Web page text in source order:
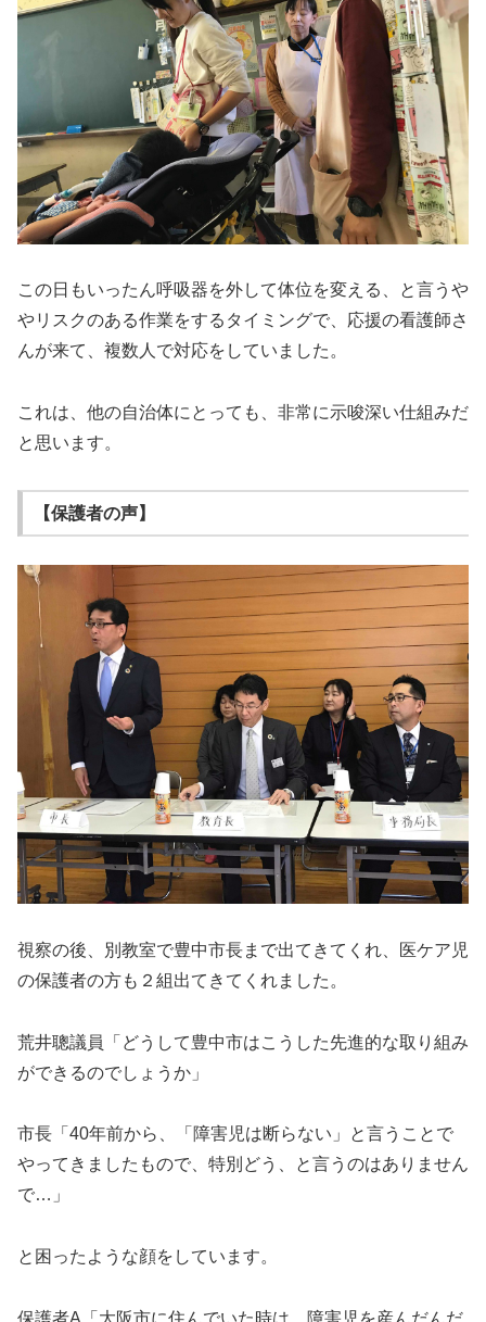
この日もいったん呼吸器を外して体位を変える、と言うや
やリスクのある作業をするタイミングで、応援の看護師さ
んが来て、複数人で対応をしていました。
これは、他の自治体にとっても、非常に示唆深い仕組みだ
と思います。
【保護者の声】
視察の後、別教室で豊中市長まで出てきてくれ、医ケア児
の保護者の方も２組出てきてくれました。
荒井聰議員「どうして豊中市はこうした先進的な取り組み
ができるのでしょうか」
市長「40年前から、「障害児は断らない」と言うことで
やってきましたもので、特別どう、と言うのはありません
で…」
と困ったような顔をしています。
保護者A「大阪市に住んでいた時は、障害児を産んだんだ